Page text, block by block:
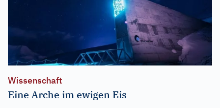
Wissenschaft
Eine Arche im ewigen Eis